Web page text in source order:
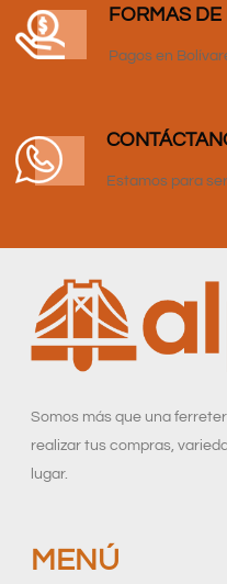
FORMAS DE
Pagos en
Estamos para
Somos más que una
realizar tus compras,
lugar.
MENÚ